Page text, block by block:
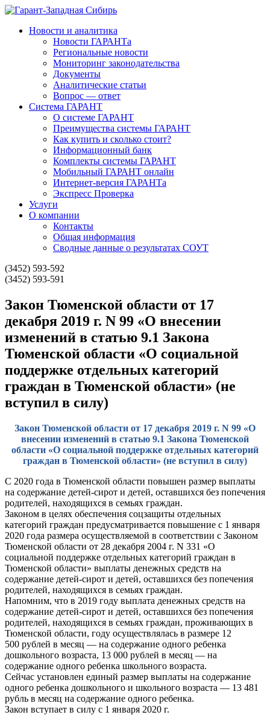
Новости и аналитика
Новости ГАРАНТа
Региональные новости
Мониторинг законодательства
Документы
Аналитические статьи
Вопрос — ответ
Система ГАРАНТ
О системе ГАРАНТ
Преимущества системы ГАРАНТ
Как купить и сколько стоит?
Информационный банк
Комплекты системы ГАРАНТ
Мобильный ГАРАНТ онлайн
Интернет-версия ГАРАНТа
Экспресс Проверка
Услуги
О компании
Контакты
Общая информация
Сводные данные о результатах СОУТ
(3452) 593-592
(3452) 593-591
Закон Тюменской области от 17
декабря 2019 г. N 99 «О внесении
изменений в статью 9.1 Закона
Тюменской области «О социальной
поддержке отдельных категорий
граждан в Тюменской области» (не
вступил в силу)
Закон Тюменской области от 17 декабря 2019 г. N 99 «О
внесении изменений в статью 9.1 Закона Тюменской
области «О социальной поддержке отдельных категорий
граждан в Тюменской области» (не вступил в силу)
С 2020 года в Тюменской области повышен размер выплаты
на содержание детей-сирот и детей, оставшихся без попечения
родителей, находящихся в семьях граждан.
Законом в целях обеспечения соцзащиты отдельных
категорий граждан предусматривается повышение с 1 января
2020 года размера осуществляемой в соответствии с Законом
Тюменской области от 28 декабря 2004 г. N 331 «О
социальной поддержке отдельных категорий граждан в
Тюменской области» выплаты денежных средств на
содержание детей-сирот и детей, оставшихся без попечения
родителей, находящихся в семьях граждан.
Напомним, что в 2019 году выплата денежных средств на
содержание детей-сирот и детей, оставшихся без попечения
родителей, находящихся в семьях граждан, проживающих в
Тюменской области, году осуществлялась в размере 12
500 рублей в месяц — на содержание одного ребенка
дошкольного возраста, 13 000 рублей в месяц — на
содержание одного ребенка школьного возраста.
Сейчас установлен единый размер выплаты на содержание
одного ребенка дошкольного и школьного возраста — 13 481
рубль в месяц на содержание одного ребенка.
Закон вступает в силу с 1 января 2020 г.